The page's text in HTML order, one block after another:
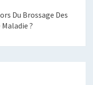
Du Brossage Des
Maladie ?